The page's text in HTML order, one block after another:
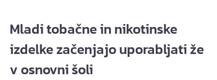
Mladi tobačne in nikotinske
izdelke začenjajo uporabljati že
v osnovni šoli